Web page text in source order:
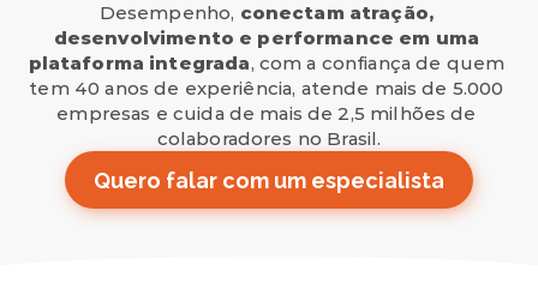
Desempenho, conectam atração,
desenvolvimento e performance em uma
plataforma integrada, com a confiança de quem
tem 40 anos de experiência, atende mais de 5.000
empresas e cuida de mais de 2,5 milhões de
colaboradores no Brasil.
Quero falar com um especialista